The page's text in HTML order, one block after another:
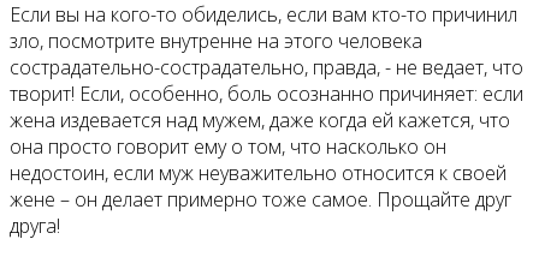
Если вы на кого-то обиделись, если вам кто-то причинил
зло, посмотрите внутренне на этого человека
сострадательно-сострадательно, правда, - не ведает, что
творит! Если, особенно, боль осознанно причиняет: если
жена издевается над мужем, даже когда ей кажется, что
она просто говорит ему о том, что насколько он
недостоин, если муж неуважительно относится к своей
жене – он делает примерно тоже самое. Прощайте друг
друга!